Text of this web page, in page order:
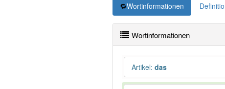
Wortinformationen
Wortinformationen
Artikel: das